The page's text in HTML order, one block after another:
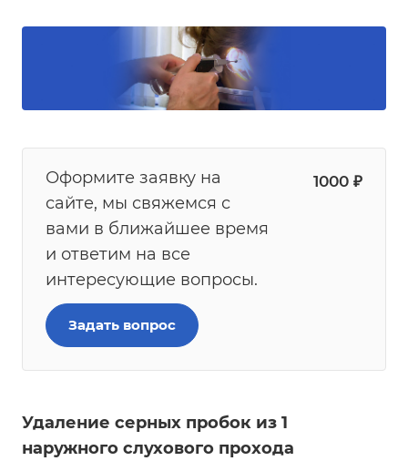
Оформите заявку на
сайте, мы свяжемся с
вами в ближайшее время
и ответим на все
интересующие вопросы.
1000 ₽
Задать вопрос
Удаление серных пробок из 1
наружного слухового прохода